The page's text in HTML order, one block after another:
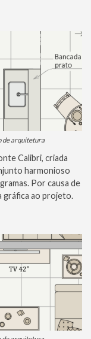
de arquitetura
Calibri, criada
harmonioso
Por causa de
gráfica ao projeto.